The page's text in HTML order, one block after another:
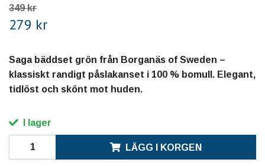
349 kr
279 kr
Saga bäddset grön från Borganäs of Sweden –
klassiskt randigt påslakanset i 100 % bomull. Elegant,
tidlöst och skönt mot huden.
I lager
LÄGG I KORGEN